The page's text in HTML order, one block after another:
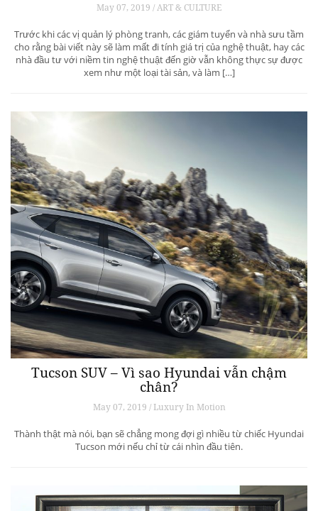
May 07, 2019 / ART & CULTURE
Trước khi các vị quản lý phòng tranh, các giám tuyển và nhà sưu tầm
cho rằng bài viết này sẽ làm mất đi tính giá trị của nghệ thuật, hay các
nhà đầu tư với niềm tin nghệ thuật đến giờ vẫn không thực sự được
xem như một loại tài sản, và làm […]
Tucson SUV – Vì sao Hyundai vẫn chậm
chân?
May 07, 2019 / Luxury In Motion
Thành thật mà nói, bạn sẽ chẳng mong đợi gì nhiều từ chiếc Hyundai
Tucson mới nếu chỉ từ cái nhìn đầu tiên.